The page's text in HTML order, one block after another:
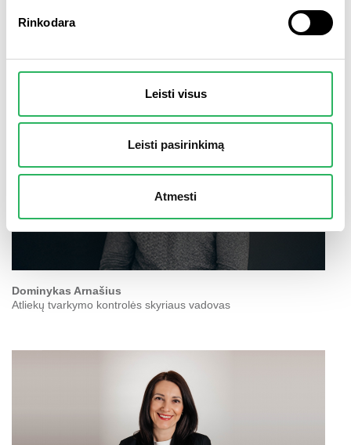
Rinkodara
Leisti visus
Leisti pasirinkimą
Atmesti
Teisės ir bendrųjų reikalų skyriaus vadovas
Dominykas Arnašius
Atliekų tvarkymo kontrolės skyriaus vadovas